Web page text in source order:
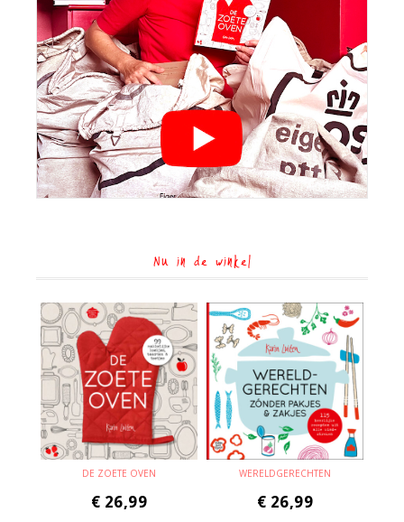
Nu in de winkel
DE ZOETE OVEN
€ 26,99
WERELDGERECHTEN
€ 26,99